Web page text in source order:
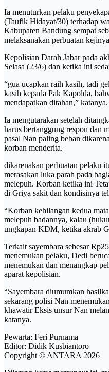
Ia menuturkan pelaku
(Taufik Hidayat/30) terhadap
Kabupaten Bandung sempat
melaksanakan perbuatan
Kepolisian Darah Jabar pada
Selasa (23/6) dan ketika ini
“gua ucapkan raih kasih, tadi
kasih kepada Pak Kapolda,
mendapatkan ditahan,” katanya.
Ia mengutarakan setelah
harus bertanggung respon dan
pasal Nan paling beban
korban menderita.
dikarenakan perbuatan pelaku
merasakan luka parah pada
melepuh. Korban ketika ini
di Griya sakit dan kondisinya
“Korban kehilangan kedua
melepuh badannya, kalau
ungkapan KDM, ketika akrab
Terkait sayembara sebesar
menemukan pelaku, Dedi
menemukan dan menangkap
aparat kepolisian.
“Sayembara diumumkan
sekarang polisi Nan
khawatir Eksis unsur Nan
katanya.
Pewarta: Feri Purnama
Editor: Didik Kusbiantoro
Copyright © ANTARA 2026